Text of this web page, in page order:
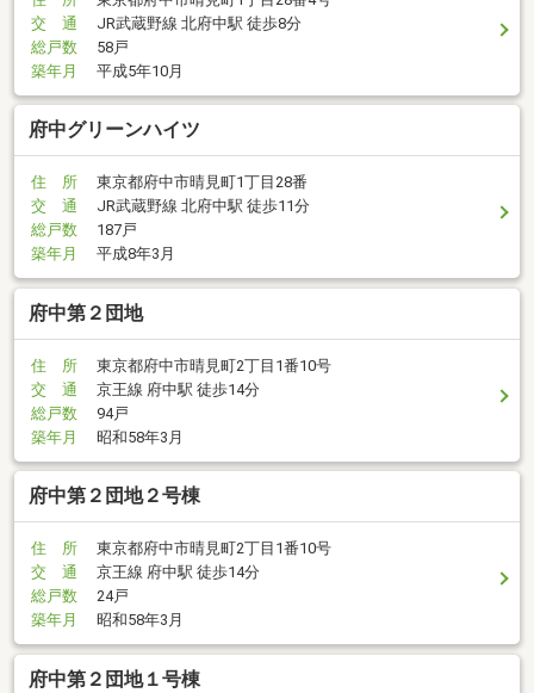
交 通
JR武蔵野線 北府中駅 徒歩8分
総戸数
58戸
築年月
平成5年10月
府中グリーンハイツ
住 所
東京都府中市晴見町1丁目28番
交 通
JR武蔵野線 北府中駅 徒歩11分
総戸数
187戸
築年月
平成8年3月
府中第２団地
住 所
東京都府中市晴見町2丁目1番10号
交 通
京王線 府中駅 徒歩14分
総戸数
94戸
築年月
昭和58年3月
府中第２団地２号棟
住 所
東京都府中市晴見町2丁目1番10号
交 通
京王線 府中駅 徒歩14分
総戸数
24戸
築年月
昭和58年3月
府中第２団地１号棟